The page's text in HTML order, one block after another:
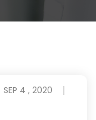
SEP 4 , 2020